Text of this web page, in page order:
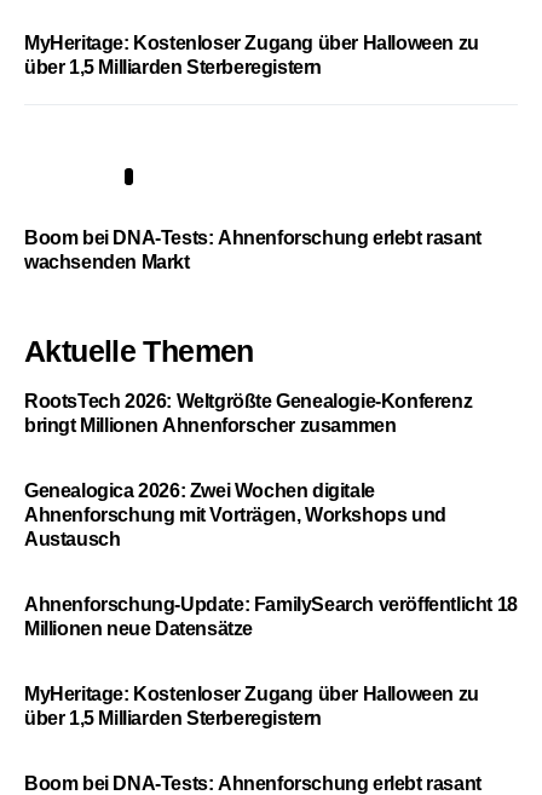
MyHeritage: Kostenloser Zugang über Halloween zu
über 1,5 Milliarden Sterberegistern
Boom bei DNA-Tests: Ahnenforschung erlebt rasant
wachsenden Markt
Aktuelle Themen
RootsTech 2026: Weltgrößte Genealogie-Konferenz
bringt Millionen Ahnenforscher zusammen
Genealogica 2026: Zwei Wochen digitale
Ahnenforschung mit Vorträgen, Workshops und
Austausch
Ahnenforschung-Update: FamilySearch veröffentlicht 18
Millionen neue Datensätze
MyHeritage: Kostenloser Zugang über Halloween zu
über 1,5 Milliarden Sterberegistern
Boom bei DNA-Tests: Ahnenforschung erlebt rasant